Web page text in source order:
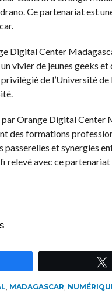
Ce partenariat est
Digital Center
vivier de jeunes geeks
de l’Université
Orange Digital Center
des formations
passerelles et synergies
relevé avec ce
, MADAGASCAR,